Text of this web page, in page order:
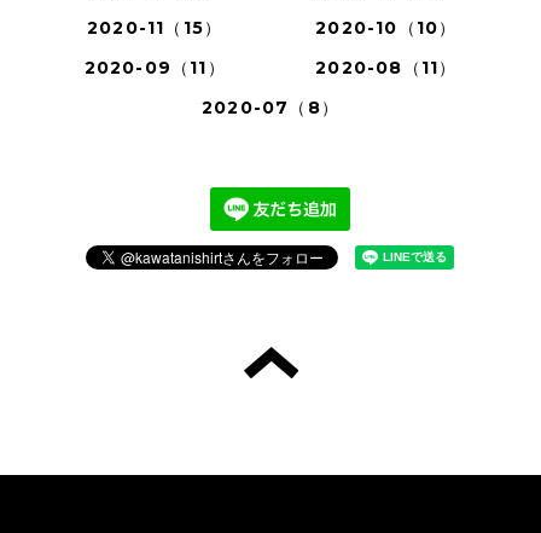
2020-11（15）
2020-10（10）
2020-09（11）
2020-08（11）
2020-07（8）